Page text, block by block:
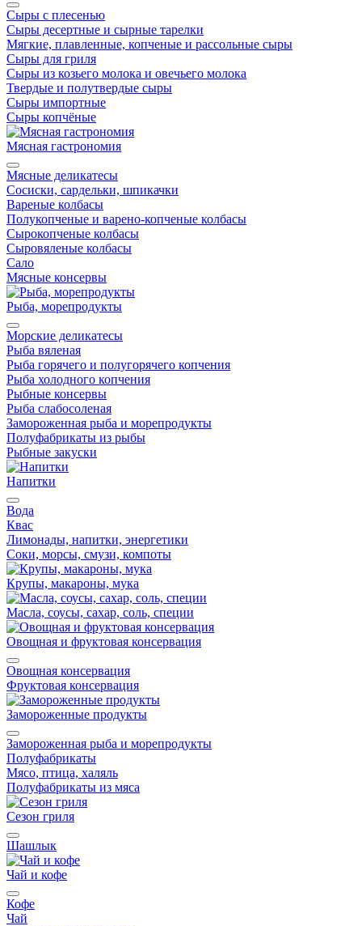
Сыры с плесенью
Сыры десертные и сырные тарелки
Мягкие, плавленные, копченые и рассольные сыры
Сыры для гриля
Сыры из козьего молока и овечьего молока
Твердые и полутвердые сыры
Сыры импортные
Сыры копчёные
Мясная гастрономия
Мясные деликатесы
Сосиски, сардельки, шпикачки
Вареные колбасы
Полукопченые и варено-копченые колбасы
Сырокопченые колбасы
Сыровяленые колбасы
Сало
Мясные консервы
Рыба, морепродукты
Морские деликатесы
Рыба вяленая
Рыба горячего и полугорячего копчения
Рыба холодного копчения
Рыбные консервы
Рыба слабосоленая
Замороженная рыба и морепродукты
Полуфабрикаты из рыбы
Рыбные закуски
Напитки
Вода
Квас
Лимонады, напитки, энергетики
Соки, морсы, смузи, компоты
Крупы, макароны, мука
Масла, соусы, сахар, соль, специи
Овощная и фруктовая консервация
Овощная консервация
Фруктовая консервация
Замороженные продукты
Замороженная рыба и морепродукты
Полуфабрикаты
Мясо, птица, халяль
Полуфабрикаты из мяса
Сезон гриля
Шашлык
Чай и кофе
Кофе
Чай